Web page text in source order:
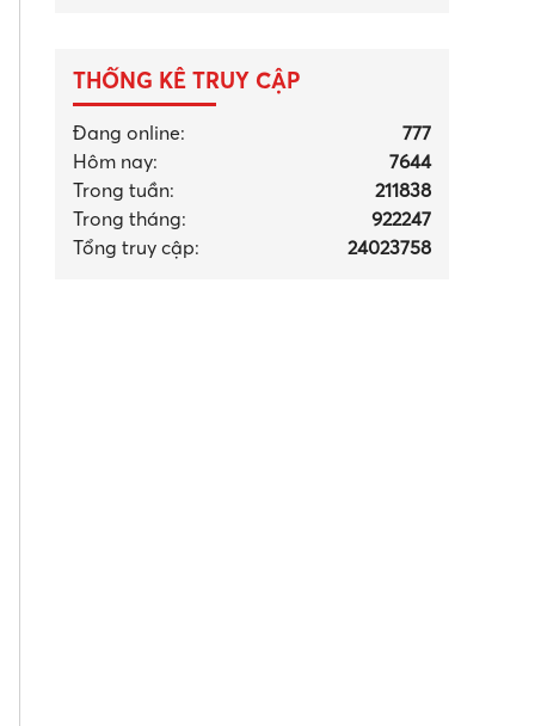
THỐNG KÊ TRUY CẬP
Đang online:
777
Hôm nay:
7644
Trong tuần:
211838
Trong tháng:
922247
Tổng truy cập:
24023758